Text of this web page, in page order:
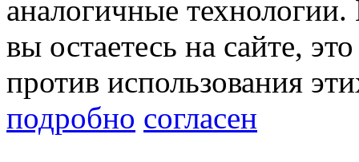
аналогичные
вы остаетесь на сайте,
против использования
подробно согласен